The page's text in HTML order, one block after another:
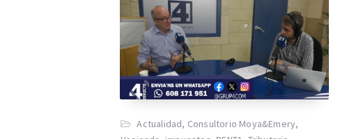
Actualidad, Consultorio Moya&Emery,